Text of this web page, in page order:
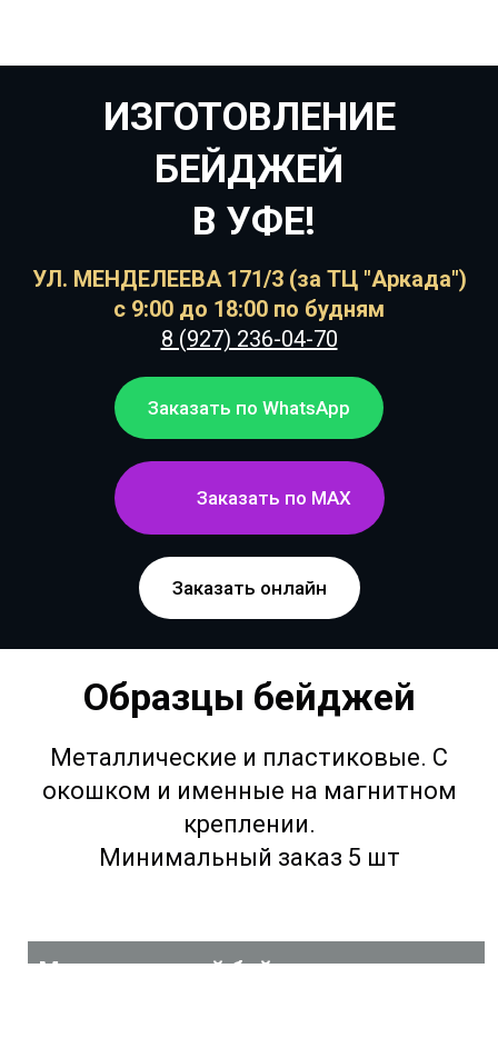
ИЗГОТОВЛЕНИЕ
БЕЙДЖЕЙ
В УФЕ!
УЛ. МЕНДЕЛЕЕВА 171/3 (за ТЦ "Аркада")
с 9:00 до 18:00 по будням
8 (927) 236-04-70
Заказать по WhatsApp
Заказать по MAX
Заказать онлайн
Образцы бейджей
Металлические и пластиковые. С
окошком и именные на магнитном
креплении.
Минимальный заказ 5 шт
Металлический бейдж